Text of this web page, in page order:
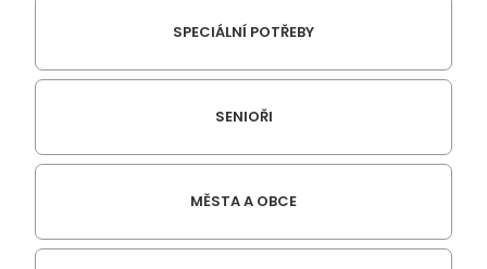
SPECIÁLNÍ POTŘEBY
SENIOŘI
MĚSTA A OBCE